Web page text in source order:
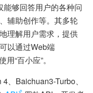
能够回答用户的各种问
辅助创作等。其多轮
理解用户需求，提供
以通过Web端
“百小应”。
、Baichuan3-Turbo、